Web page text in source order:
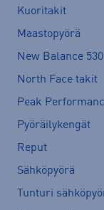
Kuoritakit
Maastopyörä
New Balance 530
North Face takit
Peak
Pyöräilykengät
Reput
Sähköpyörä
Tunturi